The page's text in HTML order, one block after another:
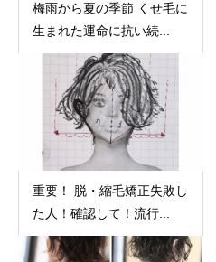
梅雨から夏の季節 くせ毛に
生まれた運命に抗い続...
重要！ 脱・縮毛矯正失敗し
た人！確認して！流行...